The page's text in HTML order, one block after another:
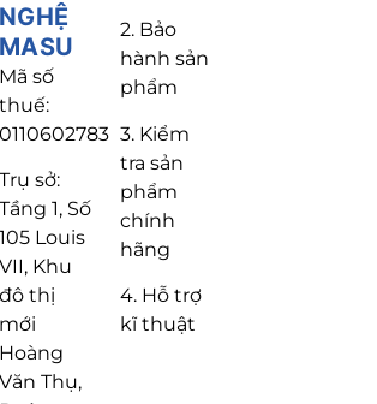
NGHỆ
MASU
Mã số
thuế:
0110602783
Trụ sở:
Tầng 1, Số
105 Louis
VII, Khu
đô thị
mới
Hoàng
Văn Thụ,
2. Bảo
hành sản
phẩm
3. Kiểm
tra sản
phẩm
chính
hãng
4. Hỗ trợ
kĩ thuật